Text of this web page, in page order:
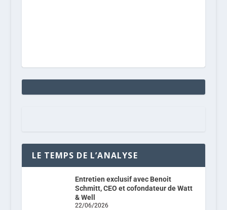
LE TEMPS DE L’ANALYSE
Entretien exclusif avec Benoit
Schmitt, CEO et cofondateur de Watt
& Well
22/06/2026